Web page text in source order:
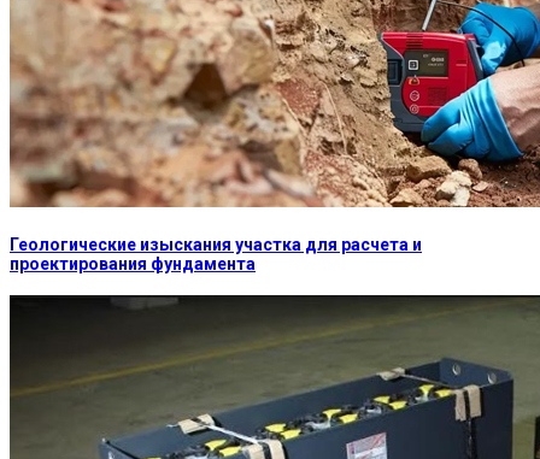
Геологические изыскания участка для расчета и
проектирования фундамента